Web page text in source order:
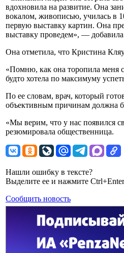
вдохновила на развитие. Она
вокалом, живописью, училась в
первую выставку картин. Она
выставку проведем», —
Она отметила, что Кристина
«Помню, как она торопила меня
будто хотела по максимуму
По ее словам, врач, который
объективным причинам должна
«Мы верим, что у нас появился
резюмировала общественница.
Нашли ошибку в тексте?
Выделите ее и нажмите Ctrl+Enter
Сообщить новость